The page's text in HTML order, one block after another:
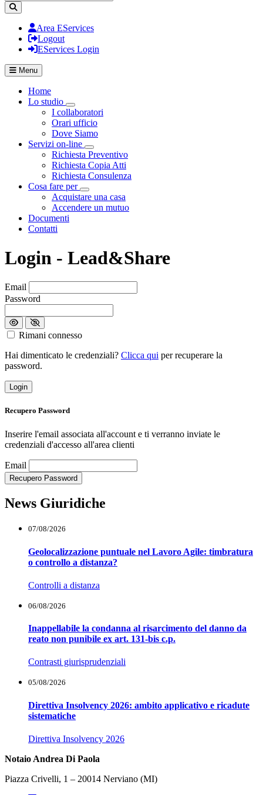
Area EServices
Logout
EServices Login
Menu
Home
Lo studio
Visualizza menù di secondo livello
I collaboratori
Orari ufficio
Dove Siamo
Servizi on-line
Visualizza menù di secondo livello
Richiesta Preventivo
Richiesta Copia Atti
Richiesta Consulenza
Cosa fare per
Visualizza menù di secondo livello
Acquistare una casa
Accendere un mutuo
Documenti
Contatti
Login - Lead&Share
Loading...
Email
Password
Rimani connesso
Hai dimenticato le credenziali? Clicca qui per recuperare la
password.
Login
Recupero Password
Inserire l'email associata all'account e ti verranno inviate le
credenziali d'accesso all'area clienti
Loading...
Email
Recupero Password
News Giuridiche
07/08/2026
Geolocalizzazione puntuale nel Lavoro Agile: timbratura
o controllo a distanza?
Controlli a distanza
06/08/2026
Inappellabile la condanna al risarcimento del danno da
reato non punibile ex art. 131-bis c.p.
Contrasti giurisprudenziali
05/08/2026
Direttiva Insolvency 2026: ambito applicativo e ricadute
sistematiche
Direttiva Insolvency 2026
Notaio Andrea Di Paola
Piazza Crivelli, 1 – 20014 Nerviano (MI)